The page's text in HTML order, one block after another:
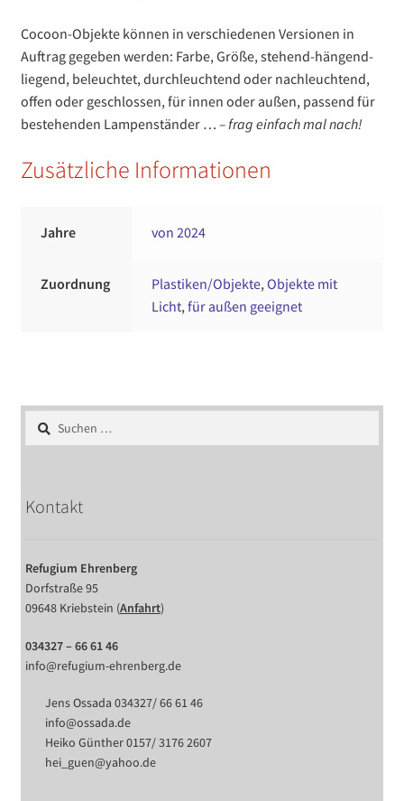
Cocoon-Objekte können in verschiedenen Versionen in
Auftrag gegeben werden: Farbe, Größe, stehend-hängend-
liegend, beleuchtet, durchleuchtend oder nachleuchtend,
offen oder geschlossen, für innen oder außen, passend für
bestehenden Lampenständer … – frag einfach mal nach!
Zusätzliche Informationen
Jahre von 2024
Zuordnung Plastiken/Objekte,Objekte mit
Licht,für außen geeignet
Suchen
nach:
Kontakt
Refugium Ehrenberg
Dorfstraße 95
09648 Kriebstein (Anfahrt)
034327 – 66 61 46
info@refugium-ehrenberg.de
Jens Ossada 034327/ 66 61 46
info@ossada.de
Heiko Günther 0157/ 3176 2607
hei_guen@yahoo.de